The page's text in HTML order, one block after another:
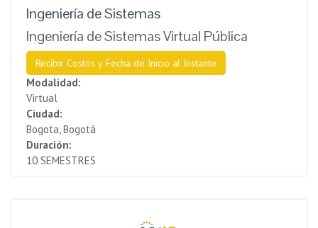
Ingeniería de Sistemas
Ingeniería de Sistemas Virtual Pública
Recibir Costos y Fecha de Inicio al Instante
Modalidad:
Virtual
Ciudad:
Bogota, Bogotá
Duración:
10 SEMESTRES